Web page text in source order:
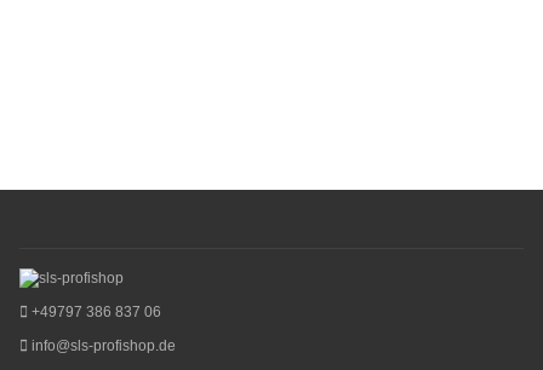
+49797 386 837 06
info@sls-profishop.de